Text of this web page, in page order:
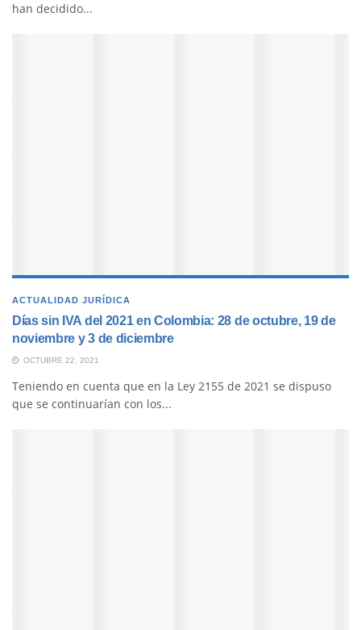
han decidido...
ACTUALIDAD JURÍDICA
Días sin IVA del 2021 en Colombia: 28 de octubre, 19 de
noviembre y 3 de diciembre
OCTUBRE 22, 2021
Teniendo en cuenta que en la Ley 2155 de 2021 se dispuso
que se continuarían con los...